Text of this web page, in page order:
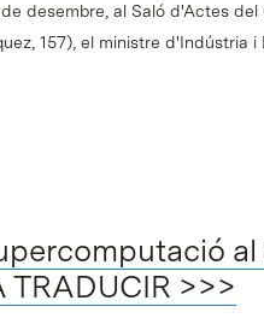
desembre, al Saló d'Actes del
157), el ministre d'Indústria
al
>>>